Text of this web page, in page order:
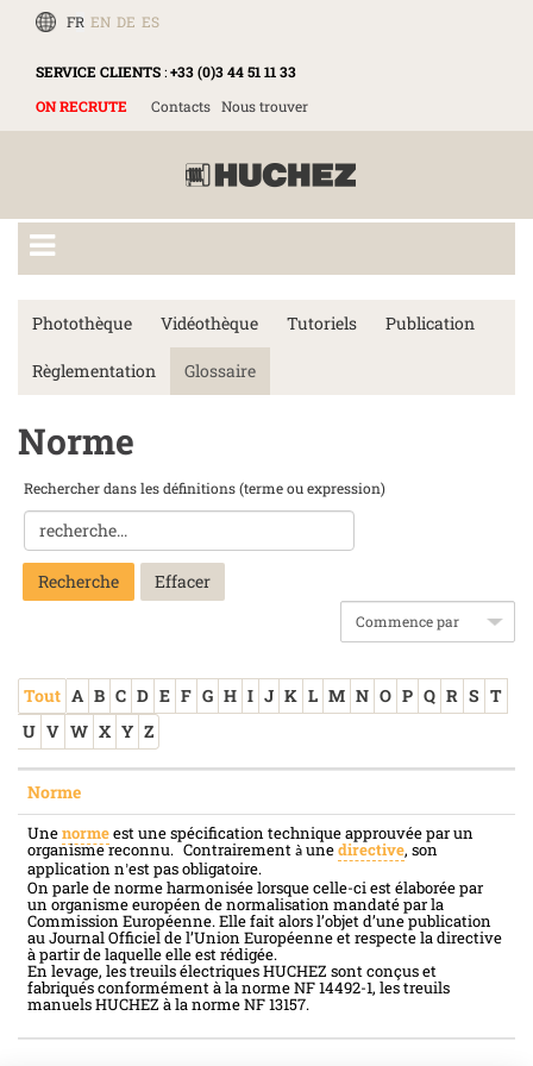
FR EN DE ES
SERVICE CLIENTS:+33 (0)3 44 51 11 33
ON RECRUTE
Contacts Nous trouver
Photothèque Vidéothèque Tutoriels Publication
Règlementation Glossaire
Norme
Rechercher dans les définitions (terme ou expression)
Recherche
Tout A B C D E F G H I J K L M N O P Q R S T
U V W X Y Z
Norme
Unenormeest une spécification technique approuvée par un
organisme reconnu. Contrairement à unedirective, son
application n’est pas obligatoire.
On parle de norme harmonisée lorsque celle-ci est élaborée par
un organisme européen de normalisation mandaté par la
Commission Européenne. Elle fait alors l’objet d’une publication
au Journal Officiel de l’Union Européenne et respecte la directive
à partir de laquelle elle est rédigée.
En levage, les treuils électriques HUCHEZ sont conçus et
fabriqués conformément à la norme NF 14492-1, les treuils
manuels HUCHEZ à la norme NF 13157.